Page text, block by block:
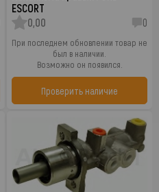
ESCORT
0,00
0
При последнем обновлении товар не
был в наличии.
Возможно он появился.
Проверить наличие